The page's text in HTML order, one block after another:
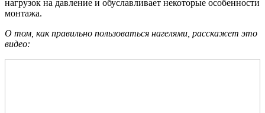
нагрузок на давление и обуславливает некоторые особенности
монтажа.
О том, как правильно пользоваться нагелями, расскажет это
видео: